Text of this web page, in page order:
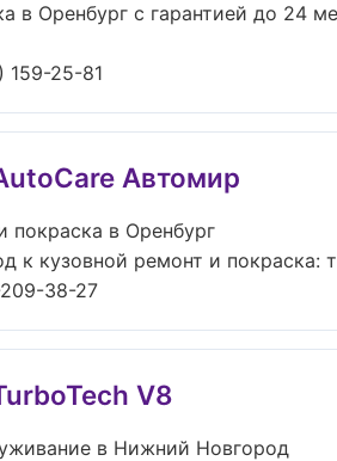
в Оренбург с гарантией до 24
159-25-81
Автомир
покраска в Оренбург
к кузовной ремонт и
38-27
V8
в Нижний Новгород